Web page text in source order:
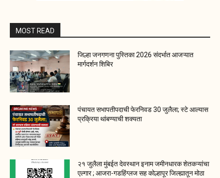
MOST READ
जिल्हा जनगणना पुस्तिका 2026 संदर्भात आजऱ्यात
मार्गदर्शन शिबिर
पंचायत सभापतीपदाची फेरनिवड 30 जुलैला; स्टे आल्यास
प्रक्रिया थांबण्याची शक्यता
२१ जुलैला मुंबईत देवस्थान इनाम जमीनधारक शेतकऱ्यांचा
एल्गार ; आजरा-गडहिंग्लज सह कोल्हापूर जिल्ह्यातून मोठा